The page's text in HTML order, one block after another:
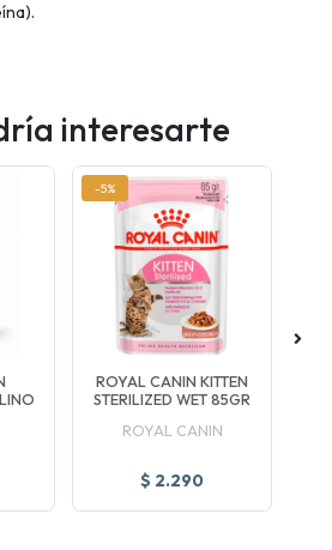
interesarte
-5%
ROYAL CANIN KITTEN
STERILIZED WET 85GR
ROYAL CANIN
$ 2.290